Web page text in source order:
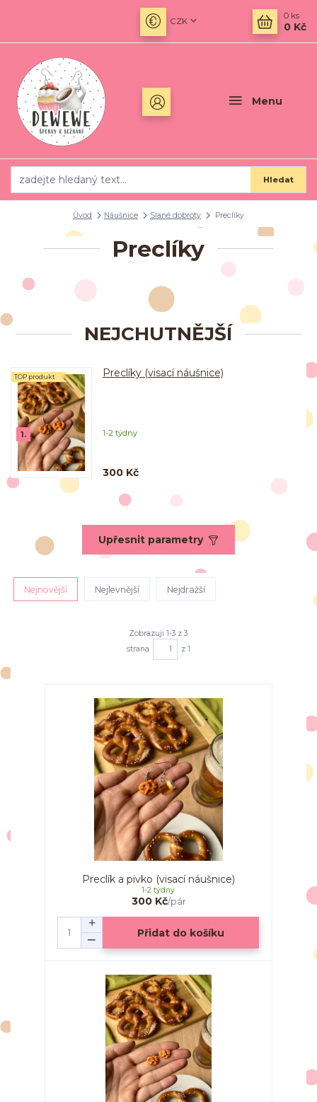
Menu
CZK
Hledat
0 ks
0 Kč
Úvod Náušnice Slané dobroty Preclíky
Preclíky
NEJCHUTNĚJŠÍ
1.
Preclíky (visací náušnice)
1-2 týdny
TOP produkt
300 Kč
Upřesnit parametry
Nejnovější Nejlevnější Nejdražší
Zobrazuji 1-3 z 3
strana
z 1
Preclík a pivko (visací náušnice)
300 Kč/pár
1-2 týdny
Přidat do košíku